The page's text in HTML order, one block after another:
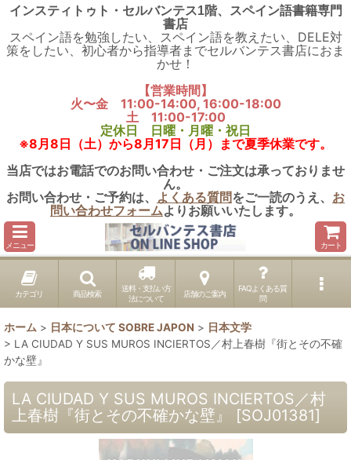
インスティトゥト・セルバンテス1階、スペイン語書籍専門
書店
スペイン語を勉強したい、スペイン語を教えたい、DELE対
策をしたい、初心者から指導者までセルバンテス書店におま
かせ！
【営業時間】
火〜金 11:00-14:00, 16:00-18:00
土 11:00-17:00
定休日 日曜・月曜・祝日
※8月8日（土）から8月17日（月）まで夏季休業です。
当店ではお電話でのお問い合わせ・ご注文は承っておりませ
ん。
お問い合わせ・ご予約は、 よくある質問をご一読のうえ、 お
問い合わせフォームよりお願いいたします。
メニュー カート
カテゴリ 商品検索
送料・支払い方
法について
店舗のご案内
FAQよくある質
問
ホーム > 日本について SOBRE JAPON > 日本文学
> LA CIUDAD Y SUS MUROS INCIERTOS／村上春樹『街とその不確
かな壁』
LA CIUDAD Y SUS MUROS INCIERTOS／村
上春樹『街とその不確かな壁』
[SOJ01381]